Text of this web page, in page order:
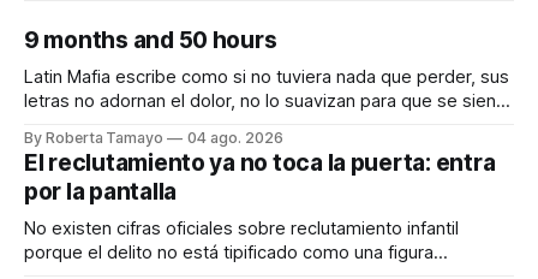
9 months and 50 hours
Latin Mafia escribe como si no tuviera nada que perder, sus
letras no adornan el dolor, no lo suavizan para que se sienta
Audiocolumna0:00/231.241× Hay proyectos que se
anuncian con meses de anticipación, con teasers
calculados, con campañas para crear expectativas
By Roberta Tamayo 04 ago. 2026
El reclutamiento ya no toca la puerta: entra
por la pantalla
No existen cifras oficiales sobre reclutamiento infantil
porque el delito no está tipificado como una figura